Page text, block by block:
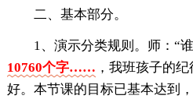
二、基本部分。
1、演示分类规则。师：“
10760个字…… ，我班孩子的
好。本节课的目标已基本达到